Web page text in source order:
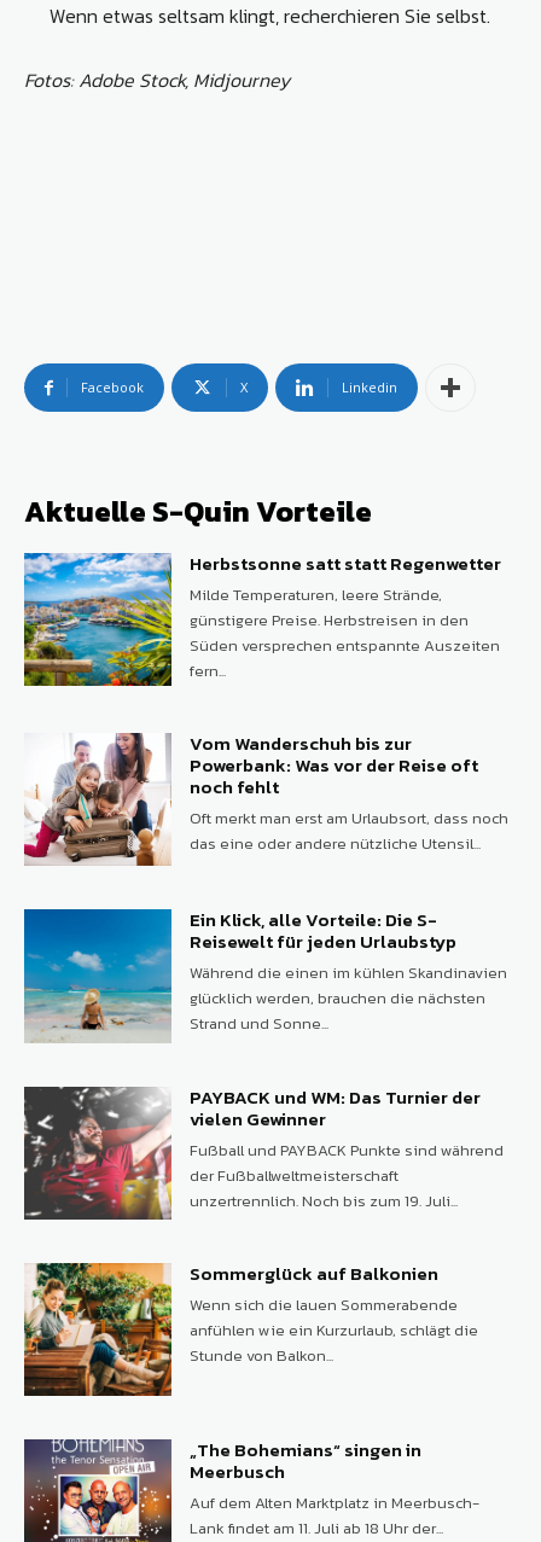
Wenn etwas seltsam klingt, recherchieren Sie selbst.
Fotos: Adobe Stock, Midjourney
Facebook X Linkedin
Aktuelle S-Quin Vorteile
Herbstsonne satt statt Regenwetter
Milde Temperaturen, leere Strände,
günstigere Preise. Herbstreisen in den
Süden versprechen entspannte Auszeiten
fern...
Vom Wanderschuh bis zur
Powerbank: Was vor der Reise oft
noch fehlt
Oft merkt man erst am Urlaubsort, dass noch
das eine oder andere nützliche Utensil...
Ein Klick, alle Vorteile: Die S-
Reisewelt für jeden Urlaubstyp
Während die einen im kühlen Skandinavien
glücklich werden, brauchen die nächsten
Strand und Sonne...
PAYBACK und WM: Das Turnier der
vielen Gewinner
Fußball und PAYBACK Punkte sind während
der Fußballweltmeisterschaft
unzertrennlich. Noch bis zum 19. Juli...
Sommerglück auf Balkonien
Wenn sich die lauen Sommerabende
anfühlen wie ein Kurzurlaub, schlägt die
Stunde von Balkon...
„The Bohemians“ singen in
Meerbusch
Auf dem Alten Marktplatz in Meerbusch-
Lank findet am 11. Juli ab 18 Uhr der...